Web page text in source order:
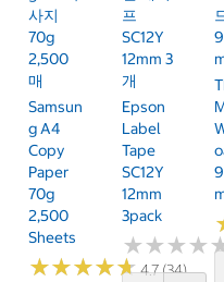
사지
70g
2,500
매
Samsun
G A4
Copy
Paper
70g
2,500
Sheets
★★★★★
★★★★★4.7 (34)
프
SC12Y
12mm 3
개
Epson
Label
Tape
SC12Y
12mm
3pack
★★★★
★★★★